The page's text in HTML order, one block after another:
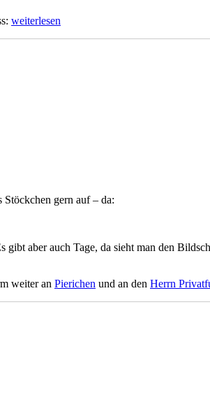
„Mogelpackung
weiterlesen
gern auf – da:
aber auch Tage, da sieht man den
weiter an Pierichen und an den Herrn